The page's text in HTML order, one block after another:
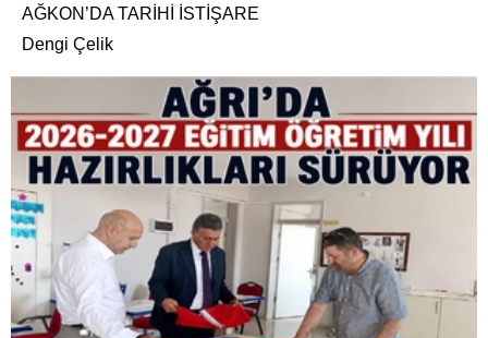
AĞKON’DA TARİHİ İSTİŞARE
Dengi Çelik